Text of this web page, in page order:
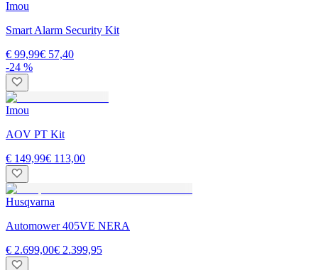
Imou
Smart Alarm Security Kit
€ 99,99€ 57,40
-24 %
Imou
AOV PT Kit
€ 149,99€ 113,00
Husqvarna
Automower 405VE NERA
€ 2.699,00€ 2.399,95